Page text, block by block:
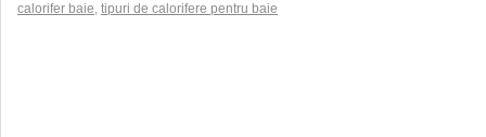
calorifer baie, tipuri de calorifere pentru baie